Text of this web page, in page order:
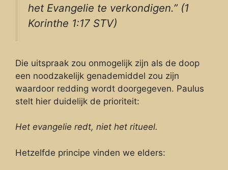
het Evangelie te verkondigen.” (1
Korinthe 1:17 STV)
Die uitspraak zou onmogelijk zijn als de doop
een noodzakelijk genademiddel zou zijn
waardoor redding wordt doorgegeven. Paulus
stelt hier duidelijk de prioriteit:
Het evangelie redt, niet het ritueel.
Hetzelfde principe vinden we elders: